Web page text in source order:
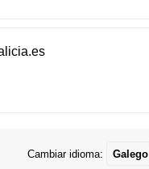
Cambiar idioma: Galego